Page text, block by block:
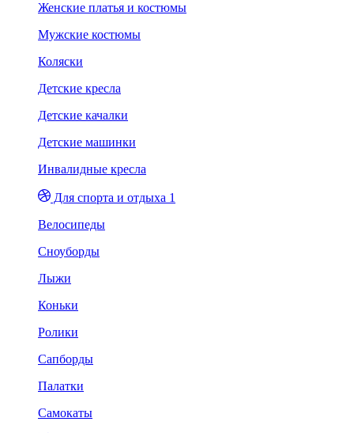
Женские платья и костюмы
Мужские костюмы
Коляски
Детские кресла
Детские качалки
Детские машинки
Инвалидные кресла
Для спорта и отдыха 1
Велосипеды
Сноуборды
Лыжи
Коньки
Ролики
Сапборды
Палатки
Самокаты